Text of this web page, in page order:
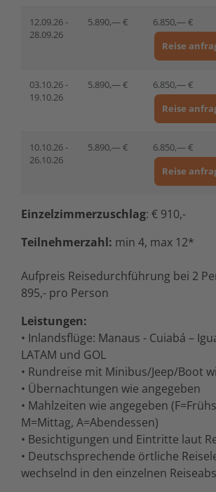
12.09.26 -
28.09.26
5.890,— €
6.850,— €
Reise
03.10.26 -
19.10.26
5.890,— €
6.850,— €
Reise
10.10.26 -
26.10.26
5.890,— €
6.850,— €
Reise
Einzelzimmerzuschlag: € 910,-
Teilnehmerzahl: min 4, max 12*
Aufpreis Reisedurchführung bei 2
895,- pro Person
Leistungen:
• Inlandsflüge: Manaus - Cuiabá –
LATAM und GOL
• Rundreise mit Minibus/Jeep/Boot
• Übernachtungen wie angegeben
• Mahlzeiten wie angegeben
M=Mittag, A=Abendessen)
• Besichtigungen und Eintritte laut
• Deutschsprechende örtliche
wechselnd in den einzelnen